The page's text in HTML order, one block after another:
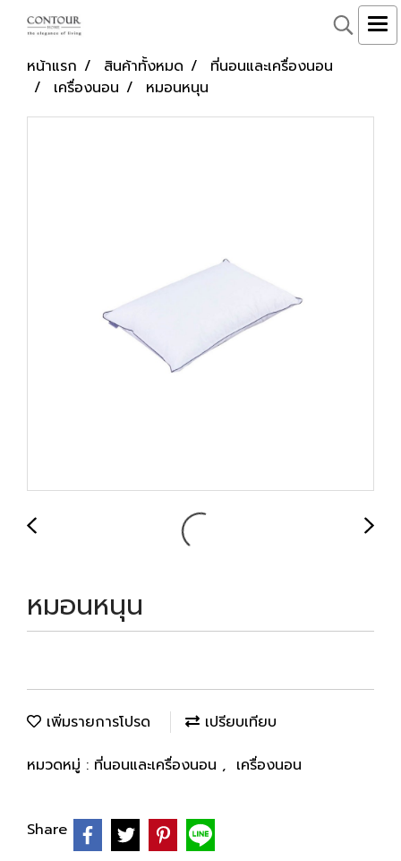
หน้าแรก สินค้าทั้งหมด
ที่นอนและเครื่องนอน
เครื่องนอน
หมอนหนุน
หมอนหนุน
เพิ่มรายการโปรด
เปรียบเทียบ
หมวดหมู่ : ที่นอนและเครื่องนอน , เครื่องนอน
Share